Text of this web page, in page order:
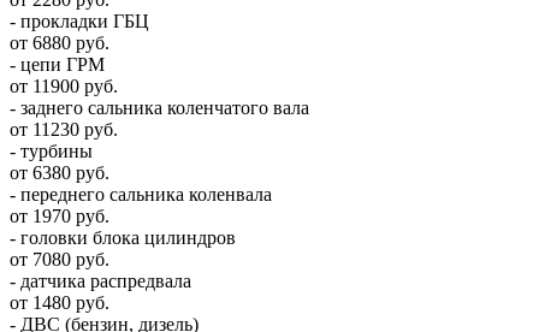
- прокладки ГБЦ
от 6880 руб.
- цепи ГРМ
от 11900 руб.
- заднего сальника коленчатого вала
от 11230 руб.
- турбины
от 6380 руб.
- переднего сальника коленвала
от 1970 руб.
- головки блока цилиндров
от 7080 руб.
- датчика распредвала
от 1480 руб.
- ДВС (бензин, дизель)